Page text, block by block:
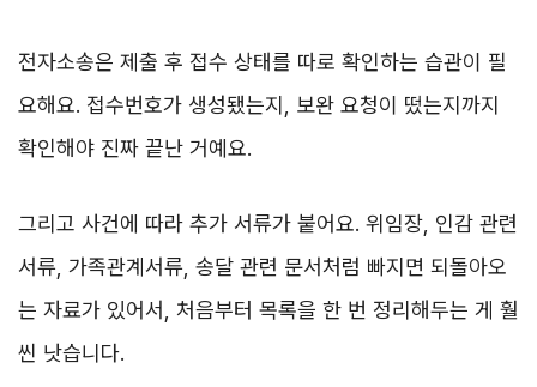
전자소송은 제출 후 접수 상태를 따로 확인하는 습관이 필
요해요. 접수번호가 생성됐는지, 보완 요청이 떴는지까지
확인해야 진짜 끝난 거예요.
그리고 사건에 따라 추가 서류가 붙어요. 위임장, 인감 관련
서류, 가족관계서류, 송달 관련 문서처럼 빠지면 되돌아오
는 자료가 있어서, 처음부터 목록을 한 번 정리해두는 게 훨
씬 낫습니다.